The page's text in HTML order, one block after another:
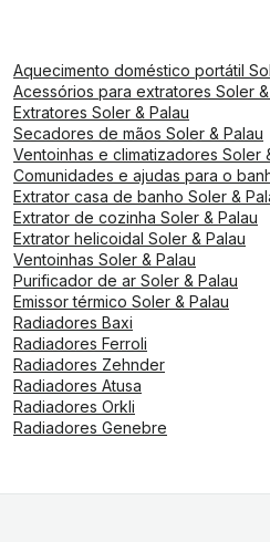
Aquecimento doméstico portátil
Acessórios para extratores Soler &
Extratores Soler & Palau
Secadores de mãos Soler & Palau
Ventoinhas e climatizadores Soler
Comunidades e ajudas para o
Extrator casa de banho Soler &
Extrator de cozinha Soler & Palau
Extrator helicoidal Soler & Palau
Ventoinhas Soler & Palau
Purificador de ar Soler & Palau
Emissor térmico Soler & Palau
Radiadores Baxi
Radiadores Ferroli
Radiadores Zehnder
Radiadores Atusa
Radiadores Orkli
Radiadores Genebre